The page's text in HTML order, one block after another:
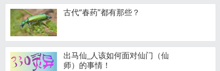
古代“春药”都有那些？
出马仙_人该如何面对仙门（仙
师）的事情！